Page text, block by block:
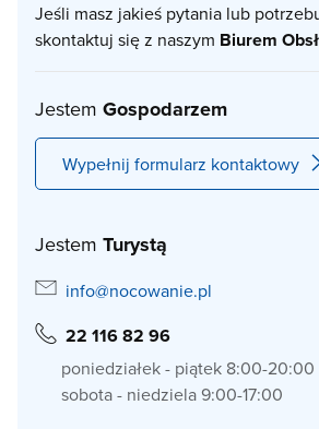
Jeśli masz jakieś pytania lub
skontaktuj się z naszym Biurem
Jestem Gospodarzem
Wypełnij formularz kontaktowy
Jestem Turystą
info@nocowanie.pl
22 116 82 96
poniedziałek - piątek 8:00-20:00
sobota - niedziela 9:00-17:00